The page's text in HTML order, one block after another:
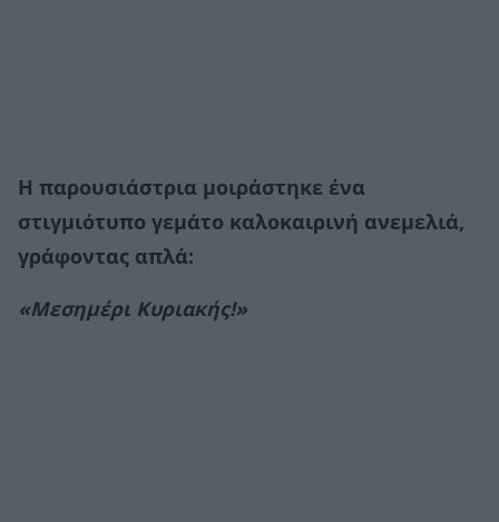
Η παρουσιάστρια μοιράστηκε ένα
στιγμιότυπο γεμάτο καλοκαιρινή ανεμελιά,
γράφοντας απλά:
«Μεσημέρι Κυριακής!»